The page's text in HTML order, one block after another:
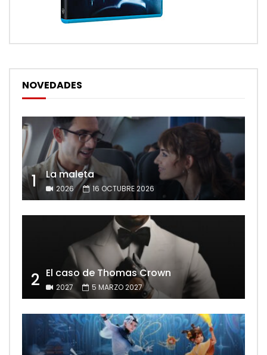
NOVEDADES
1 La maleta
2026 16 OCTUBRE 2026
2 El caso de Thomas Crown
2027 5 MARZO 2027